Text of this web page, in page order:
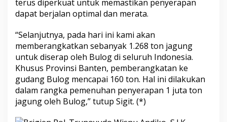
terus diperkuat untuk memastikan penyerapan
dapat berjalan optimal dan merata.
“Selanjutnya, pada hari ini kami akan
memberangkatkan sebanyak 1.268 ton jagung
untuk diserap oleh Bulog di seluruh Indonesia.
Khusus Provinsi Banten, pemberangkatan ke
gudang Bulog mencapai 160 ton. Hal ini dilakukan
dalam rangka pemenuhan penyerapan 1 juta ton
jagung oleh Bulog,” tutup Sigit. (*)